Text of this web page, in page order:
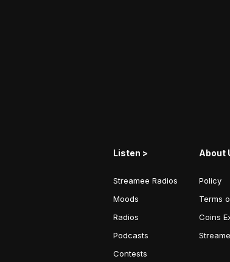
Listen >
Streamee Radios
Moods
Radios
Podcasts
Contests
About
Policy
Terms
Coins